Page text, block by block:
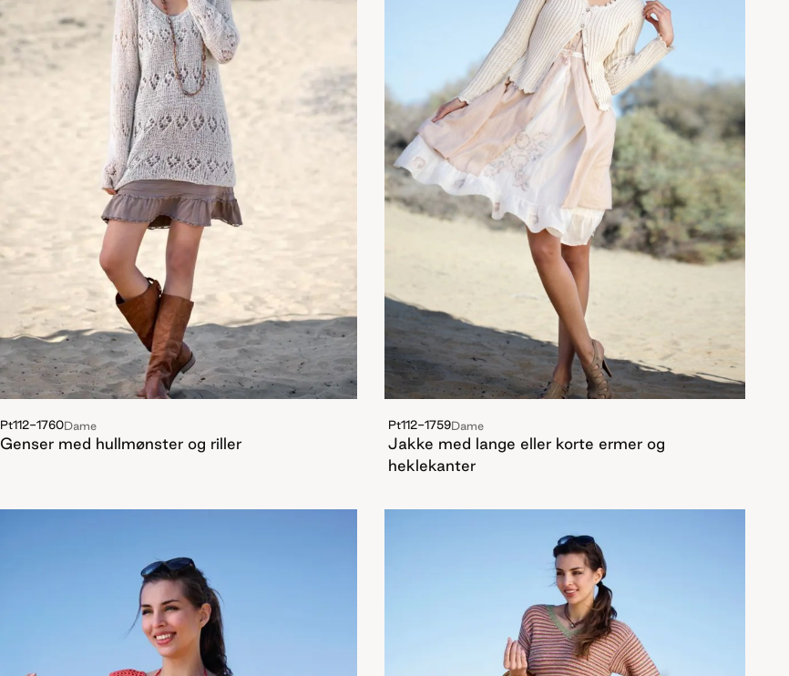
Pt112-1760Dame
Genser med hullmønster og riller
Pt112-1759Dame
Jakke med lange eller korte ermer og
heklekanter